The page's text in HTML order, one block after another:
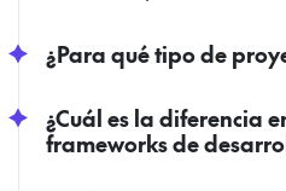
¿Para qué tipo de
¿Cuál es la diferencia
frameworks de